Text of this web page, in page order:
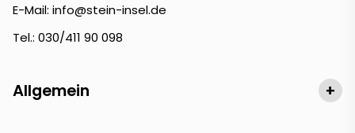
E-Mail: info@stein-insel.de
Tel.: 030/411 90 098
Allgemein +